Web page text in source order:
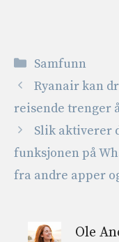
Kategorier
Samfunn
Ryanair kan
reisende trenger
Slik aktiverer
funksjonen på
fra andre apper
Ole